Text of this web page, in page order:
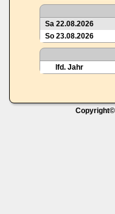
Sa 22.08.2026
So 23.08.2026
lfd. Jahr
Copyright©